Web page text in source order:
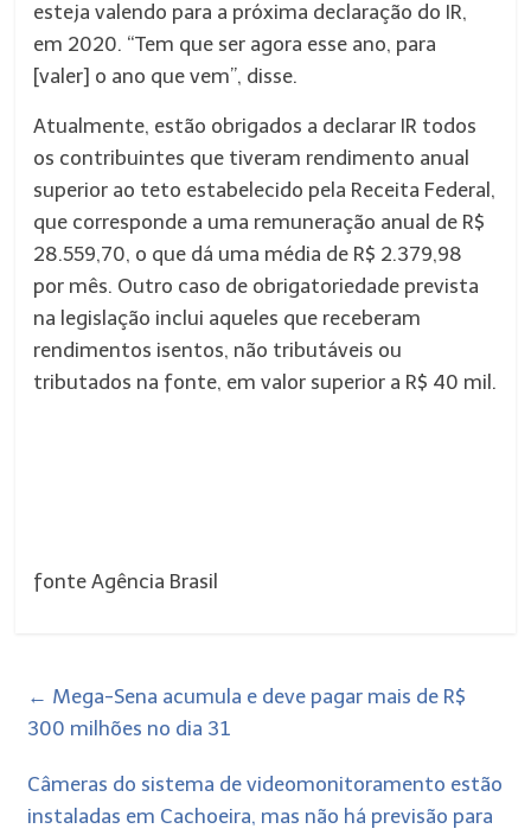
esteja valendo para a próxima declaração do IR,
em 2020. “Tem que ser agora esse ano, para
[valer] o ano que vem”, disse.
Atualmente, estão obrigados a declarar IR todos
os contribuintes que tiveram rendimento anual
superior ao teto estabelecido pela Receita Federal,
que corresponde a uma remuneração anual de R$
28.559,70, o que dá uma média de R$ 2.379,98
por mês. Outro caso de obrigatoriedade prevista
na legislação inclui aqueles que receberam
rendimentos isentos, não tributáveis ou
tributados na fonte, em valor superior a R$ 40 mil.
fonte Agência Brasil
← Mega-Sena acumula e deve pagar mais de R$
300 milhões no dia 31
Câmeras do sistema de videomonitoramento estão
instaladas em Cachoeira, mas não há previsão para